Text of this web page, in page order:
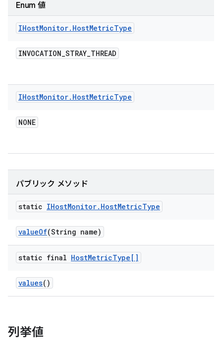
Enum 値
IHostMonitor. HostMetricType
INVOCATION_STRAY_THREAD
IHostMonitor. HostMetricType
NONE
パブリック メソッド
static IHostMonitor. HostMetricType
valueOf(String name)
static final HostMetricType[]
values()
列挙値